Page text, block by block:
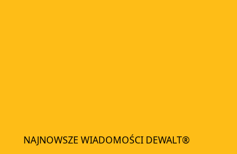
NAJNOWSZE WIADOMOŚCI DEWALT®